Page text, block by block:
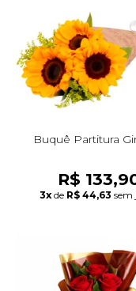
Buquê Partitura
R$
3x de R$ 44,63 sem